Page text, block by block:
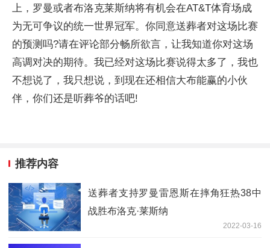
上，罗曼或者布洛克莱斯纳将有机会在AT&T体育场成
为无可争议的统一世界冠军。你同意送葬者对这场比赛
的预测吗?请在评论部分畅所欲言，让我知道你对这场
高调对决的期待。我已经对这场比赛说得太多了，我也
不想说了，我只想说，到现在还相信大布能赢的小伙
伴，你们还是听葬爷的话吧!
推荐内容
送葬者支持罗曼雷恩斯在摔角狂热38中
战胜布洛克·莱斯纳
2022-03-16